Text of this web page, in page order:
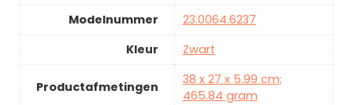
Modelnummer
23.0064.6237
Kleur
Zwart
Productafmetingen
38 x 27 x 5.99 cm;
465.84 gram